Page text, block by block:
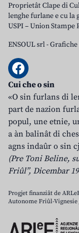
Proprietât Clape di
lenghe furlane e cu la
USPI – Union Stampe
ENSOUL srl-Grafiche
Cui che o sin
«O sin furlans di
part de nazion
popul, une etnie,
a àn balinât di
agns indaûr o sin
(Pre Toni Beline,
Friûl”, Dicembar
Progjet finanziât de
Autonome Friûl-Vignesie